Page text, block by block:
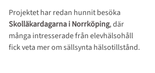
Projektet har redan hunnit besöka
Skolläkardagarna i Norrköping, där
många intresserade från elevhälsohåll
fick veta mer om sällsynta hälsotillstånd.